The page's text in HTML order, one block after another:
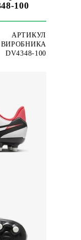
100
АРТИКУЛ
ВИРОБНИКА
DV4348-100